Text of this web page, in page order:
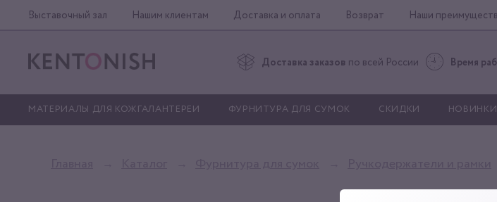
Выставочный зал Нашим клиентам Доставка и оплата Возврат Наши
Доставка заказов по всей России Время
МАТЕРИАЛЫ ДЛЯ КОЖГАЛАНТЕРЕИ ФУРНИТУРА ДЛЯ СУМОК СКИДКИ НОВИНКИ